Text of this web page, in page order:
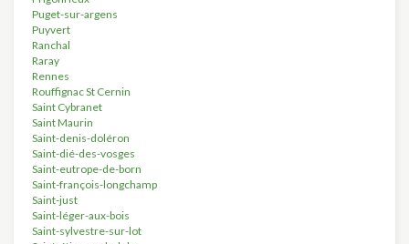
Puget-sur-argens
Puyvert
Ranchal
Raray
Rennes
Rouffignac St Cernin
Saint Cybranet
Saint Maurin
Saint-denis-doléron
Saint-dié-des-vosges
Saint-eutrope-de-born
Saint-françois-longchamp
Saint-just
Saint-léger-aux-bois
Saint-sylvestre-sur-lot